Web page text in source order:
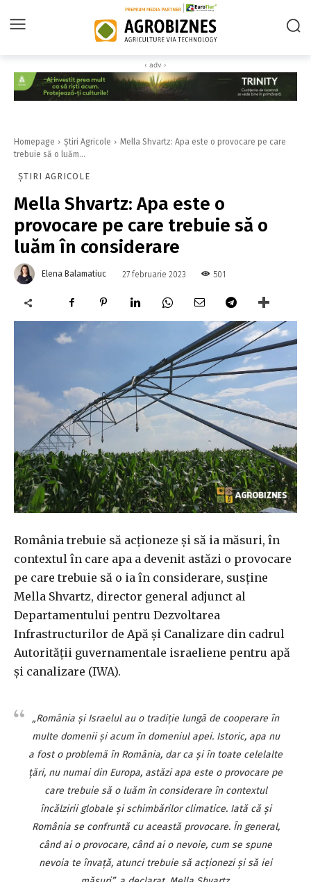
‹ adv ›
Homepage Știri Agricole
Mella Shvartz: Apa este o provocare pe care
trebuie să o luăm...
ȘTIRI AGRICOLE
Mella Shvartz: Apa este o
provocare pe care trebuie să o
luăm în considerare
Elena Balamatiuc 27 februarie 2023 501
România trebuie să acţioneze şi să ia măsuri, în
contextul în care apa a devenit astăzi o provocare
pe care trebuie să o ia în considerare, susţine
Mella Shvartz, director general adjunct al
Departamentului pentru Dezvoltarea
Infrastructurilor de Apă şi Canalizare din cadrul
Autorităţii guvernamentale israeliene pentru apă
şi canalizare (IWA).
„România şi Israelul au o tradiţie lungă de cooperare în
multe domenii şi acum în domeniul apei. Istoric, apa nu
a fost o problemă în România, dar ca şi în toate celelalte
ţări, nu numai din Europa, astăzi apa este o provocare pe
care trebuie să o luăm în considerare în contextul
încălzirii globale şi schimbărilor climatice. Iată că şi
România se confruntă cu această provocare. În general,
când ai o provocare, când ai o nevoie, cum se spune
nevoia te învaţă, atunci trebuie să acţionezi şi să iei